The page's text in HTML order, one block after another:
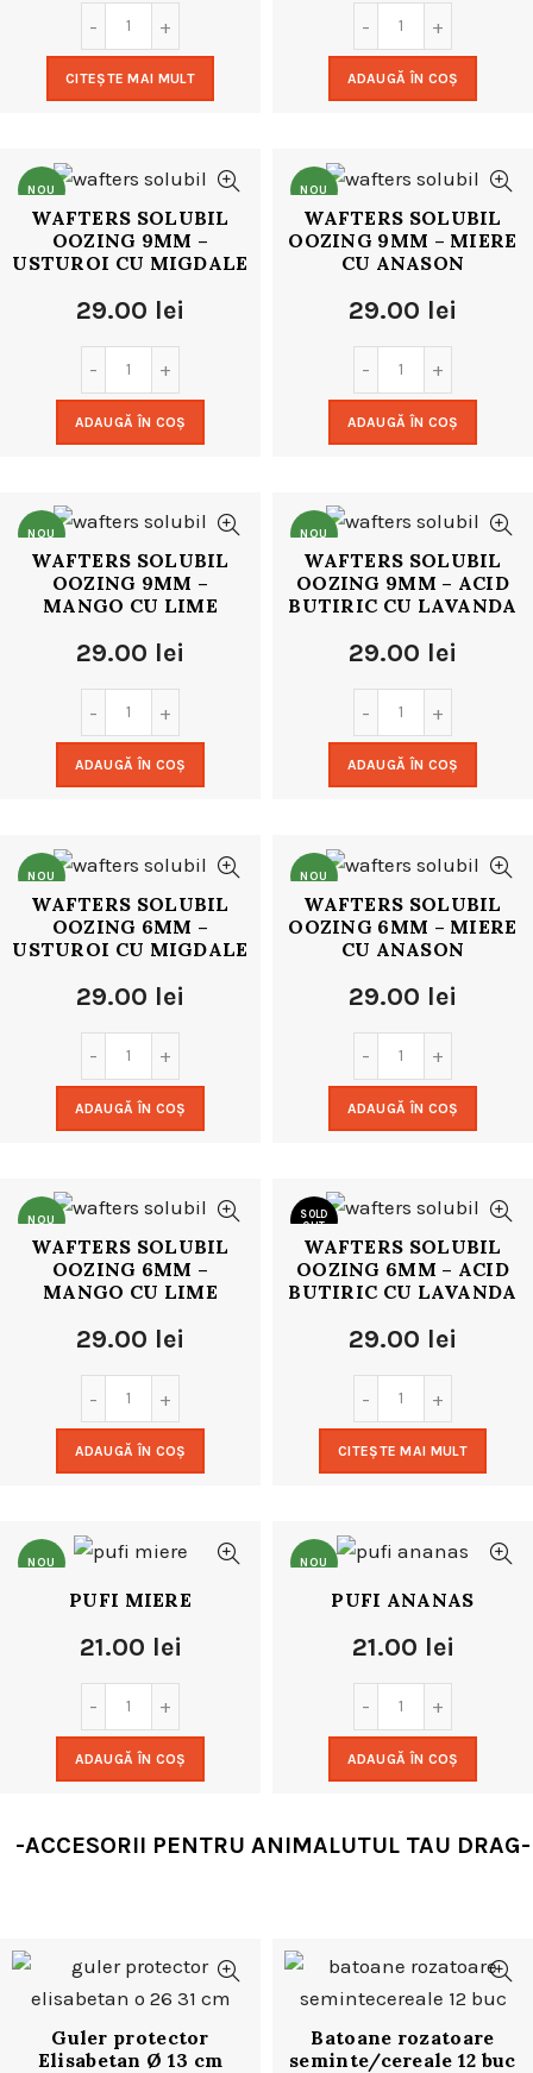
CITEȘTE MAI MULT ADAUGĂ ÎN COȘ
NOU
WAFTERS SOLUBIL
OOZING 9MM –
USTUROI CU MIGDALE
29.00 lei
ADAUGĂ ÎN COȘ
NOU
WAFTERS SOLUBIL
OOZING 9MM – MIERE
CU ANASON
29.00 lei
ADAUGĂ ÎN COȘ
NOU
WAFTERS SOLUBIL
OOZING 9MM –
MANGO CU LIME
29.00 lei
ADAUGĂ ÎN COȘ
NOU
WAFTERS SOLUBIL
OOZING 9MM – ACID
BUTIRIC CU LAVANDA
29.00 lei
ADAUGĂ ÎN COȘ
NOU
WAFTERS SOLUBIL
OOZING 6MM –
USTUROI CU MIGDALE
29.00 lei
ADAUGĂ ÎN COȘ
NOU
WAFTERS SOLUBIL
OOZING 6MM – MIERE
CU ANASON
29.00 lei
ADAUGĂ ÎN COȘ
NOU
WAFTERS SOLUBIL
OOZING 6MM –
MANGO CU LIME
29.00 lei
ADAUGĂ ÎN COȘ
SOLD
OUT
NOU
WAFTERS SOLUBIL
OOZING 6MM – ACID
BUTIRIC CU LAVANDA
29.00 lei
CITEȘTE MAI MULT
NOU
PUFI MIERE
21.00 lei
ADAUGĂ ÎN COȘ
NOU
PUFI ANANAS
21.00 lei
ADAUGĂ ÎN COȘ
-ACCESORII PENTRU ANIMALUTUL TAU DRAG-
Guler protector
Elisabetan Ø 13 cm
Batoane rozatoare
seminte/cereale 12 buc